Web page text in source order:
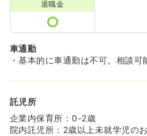
退職金
車通勤
・基本的に車通勤は不可。相談可
託児所
企業内保育所：0-2歳
院内託児所：2歳以上未就学児の